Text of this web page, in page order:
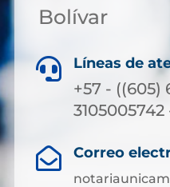
Bolívar
 Líneas de
+57 - ((605)
3105005742
 Correo